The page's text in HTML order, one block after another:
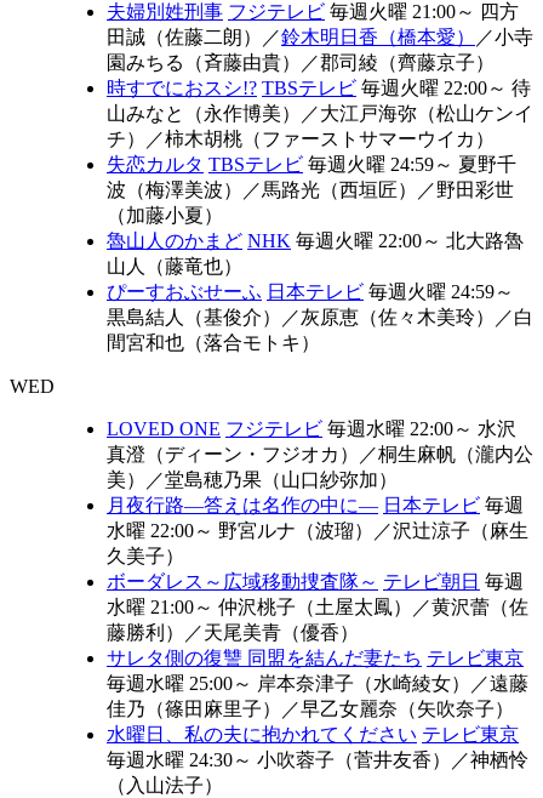
夫婦別姓刑事 フジテレビ 毎週火曜 21:00～ 四方
田誠（佐藤二朗）
／鈴木明日香（橋本愛） ／小寺
園みちる（斉藤由貴）
／郡司綾（齊藤京子）
時すでにおスシ!? TBSテレビ 毎週火曜 22:00～ 待
山みなと（永作博美）
／大江戸海弥（松山ケンイ
チ）
／柿木胡桃（ファーストサマーウイカ）
失恋カルタ TBSテレビ 毎週火曜 24:59～ 夏野千
波（梅澤美波）
／馬路光（西垣匠） ／野田彩世
（加藤小夏）
魯山人のかまど NHK 毎週火曜 22:00～ 北大路魯
山人（藤竜也）
ぴーすおぶせーふ 日本テレビ 毎週火曜 24:59～
黒島結人（基俊介）
／灰原恵（佐々木美玲） ／白
間宮和也（落合モトキ）
WED
LOVED ONE フジテレビ 毎週水曜 22:00～ 水沢
真澄（ディーン・フジオカ）
／桐生麻帆（瀧内公
美）
／堂島穂乃果（山口紗弥加）
月夜行路―答えは名作の中に― 日本テレビ 毎週
水曜 22:00～ 野宮ルナ（波瑠） ／沢辻涼子（麻生
久美子）
ボーダレス～広域移動捜査隊～ テレビ朝日 毎週
水曜 21:00～ 仲沢桃子（土屋太鳳） ／黄沢蕾（佐
藤勝利）
／天尾美青（優香）
サレタ側の復讐 同盟を結んだ妻たち テレビ東京
毎週水曜 25:00～ 岸本奈津子（水崎綾女） ／遠藤
佳乃（篠田麻里子）
／早乙女麗奈（矢吹奈子）
水曜日、私の夫に抱かれてください テレビ東京
毎週水曜 24:30～ ⼩吹蓉⼦（菅井友香） ／神栖怜
（入山法子）